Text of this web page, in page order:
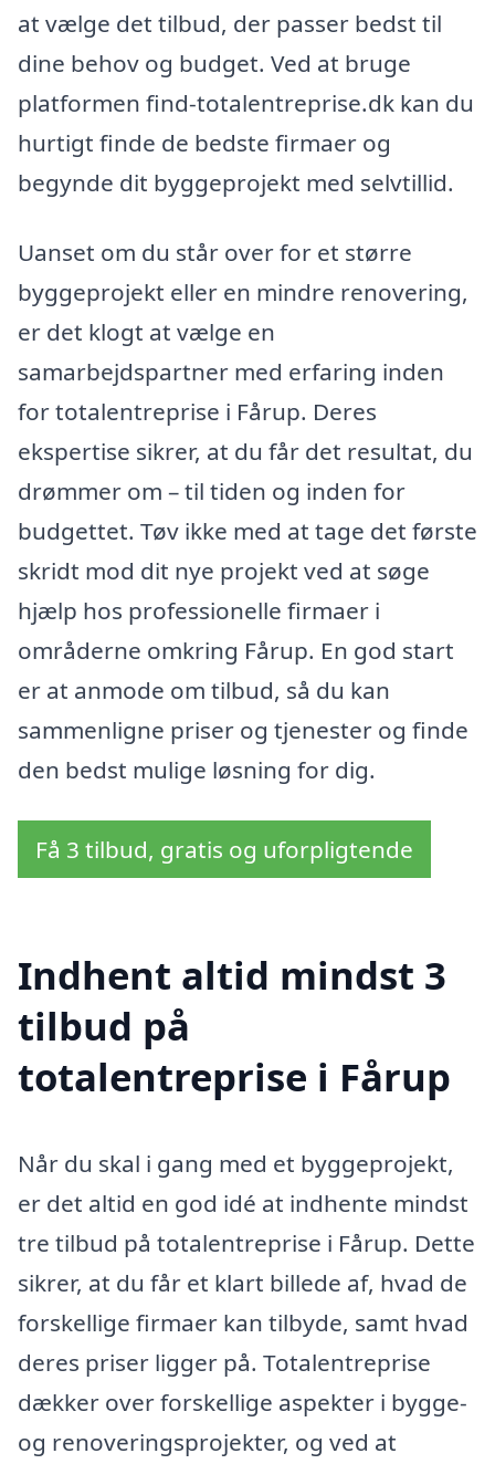
at vælge det tilbud, der passer bedst til
dine behov og budget. Ved at bruge
platformen find-totalentreprise.dk kan du
hurtigt finde de bedste firmaer og
begynde dit byggeprojekt med selvtillid.
Uanset om du står over for et større
byggeprojekt eller en mindre renovering,
er det klogt at vælge en
samarbejdspartner med erfaring inden
for totalentreprise i Fårup. Deres
ekspertise sikrer, at du får det resultat, du
drømmer om – til tiden og inden for
budgettet. Tøv ikke med at tage det første
skridt mod dit nye projekt ved at søge
hjælp hos professionelle firmaer i
områderne omkring Fårup. En god start
er at anmode om tilbud, så du kan
sammenligne priser og tjenester og finde
den bedst mulige løsning for dig.
Få 3 tilbud, gratis og uforpligtende
Indhent altid mindst 3
tilbud på
totalentreprise i Fårup
Når du skal i gang med et byggeprojekt,
er det altid en god idé at indhente mindst
tre tilbud på totalentreprise i Fårup. Dette
sikrer, at du får et klart billede af, hvad de
forskellige firmaer kan tilbyde, samt hvad
deres priser ligger på. Totalentreprise
dækker over forskellige aspekter i bygge-
og renoveringsprojekter, og ved at